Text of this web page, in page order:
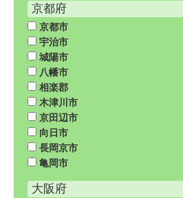
京都府
京都市
宇治市
城陽市
八幡市
相楽郡
木津川市
京田辺市
向日市
長岡京市
亀岡市
大阪府